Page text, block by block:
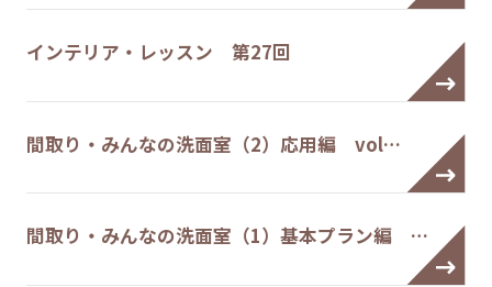
インテリア・レッスン 第27回
間取り・みんなの洗面室（2）応用編 vol…
間取り・みんなの洗面室（1）基本プラン編 …